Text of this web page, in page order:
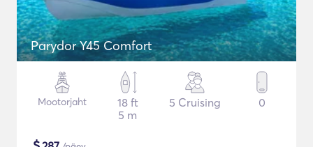
Parydor Y45 Comfort
Mootorjaht
18 ft
5 m
5 Cruising 0